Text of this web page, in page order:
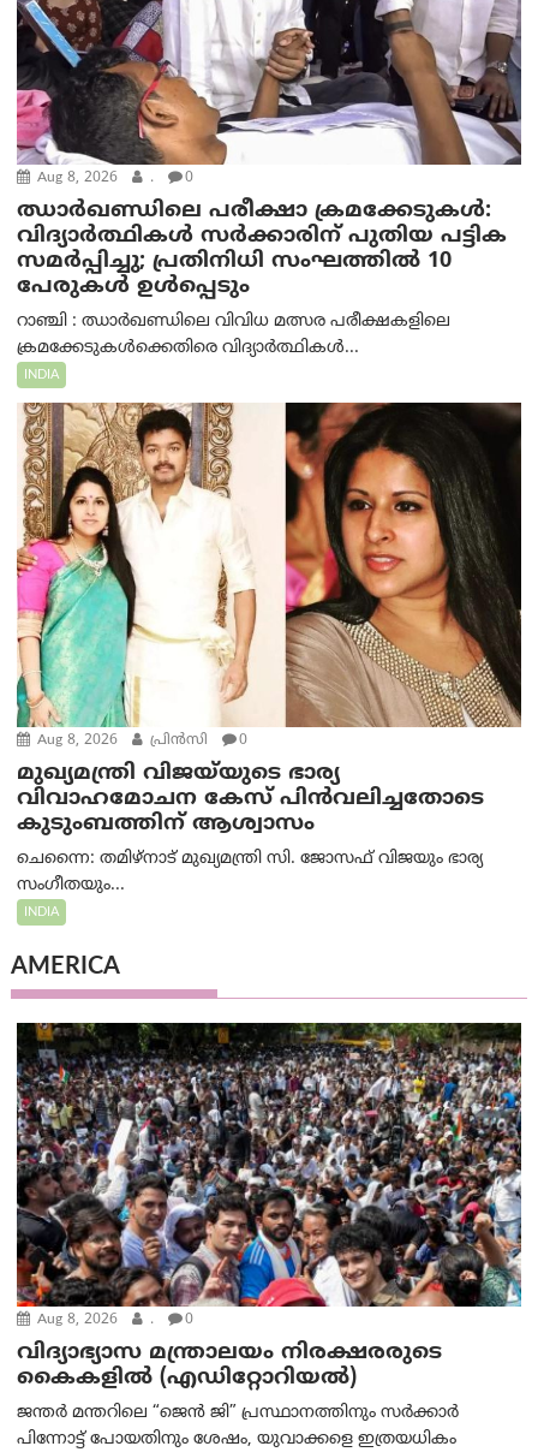
Aug 8, 2026 . 0
ഝാര്‍ഖണ്ഡിലെ പരീക്ഷാ ക്രമക്കേടുകള്‍:
വിദ്യാർത്ഥികൾ സർക്കാരിന് പുതിയ പട്ടിക
സമർപ്പിച്ചു; പ്രതിനിധി സംഘത്തിൽ 10
പേരുകൾ ഉൾപ്പെടും
റാഞ്ചി : ഝാർഖണ്ഡിലെ വിവിധ മത്സര പരീക്ഷകളിലെ
ക്രമക്കേടുകൾക്കെതിരെ വിദ്യാർത്ഥികൾ...
INDIA
Aug 8, 2026 പ്രിന്‍സി 0
മുഖ്യമന്ത്രി വിജയ്‌യുടെ ഭാര്യ
വിവാഹമോചന കേസ് പിൻവലിച്ചതോടെ
കുടുംബത്തിന് ആശ്വാസം
ചെന്നൈ: തമിഴ്‌നാട് മുഖ്യമന്ത്രി സി. ജോസഫ് വിജയും ഭാര്യ
സംഗീതയും...
INDIA
AMERICA
Aug 8, 2026 . 0
വിദ്യാഭ്യാസ മന്ത്രാലയം നിരക്ഷരരുടെ
കൈകളിൽ (എഡിറ്റോറിയല്‍)
ജന്തർ മന്തറിലെ “ജെൻ ജി” പ്രസ്ഥാനത്തിനും സർക്കാർ
പിന്നോട്ട് പോയതിനും ശേഷം, യുവാക്കളെ ഇത്രയധികം